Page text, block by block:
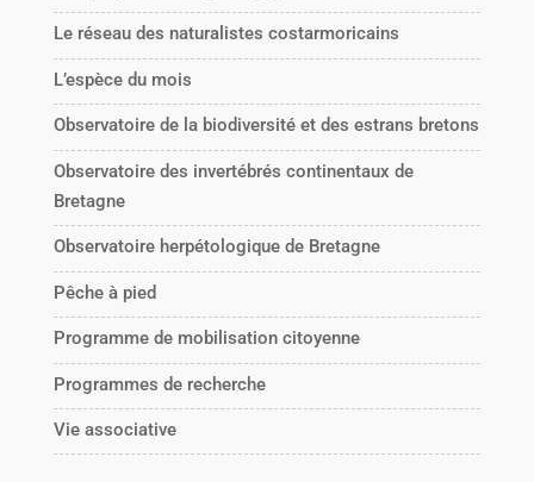
Le réseau des naturalistes costarmoricains
L’espèce du mois
Observatoire de la biodiversité et des estrans bretons
Observatoire des invertébrés continentaux de
Bretagne
Observatoire herpétologique de Bretagne
Pêche à pied
Programme de mobilisation citoyenne
Programmes de recherche
Vie associative